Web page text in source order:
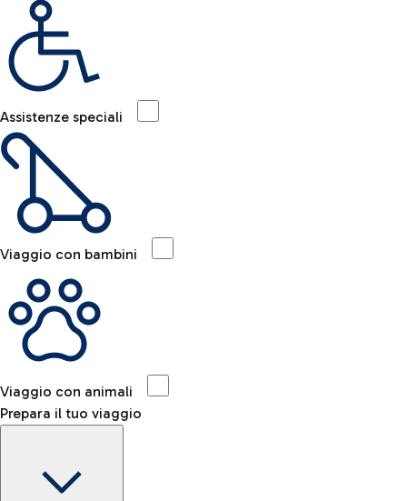
Assistenze speciali
Viaggio con bambini
Viaggio con animali
Prepara il tuo viaggio